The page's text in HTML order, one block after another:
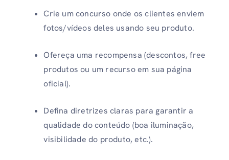
Crie um concurso onde os clientes enviem
fotos/vídeos deles usando seu produto.
Ofereça uma recompensa (descontos, free
produtos ou um recurso em sua página
oficial).
Defina diretrizes claras para garantir a
qualidade do conteúdo (boa iluminação,
visibilidade do produto, etc.).